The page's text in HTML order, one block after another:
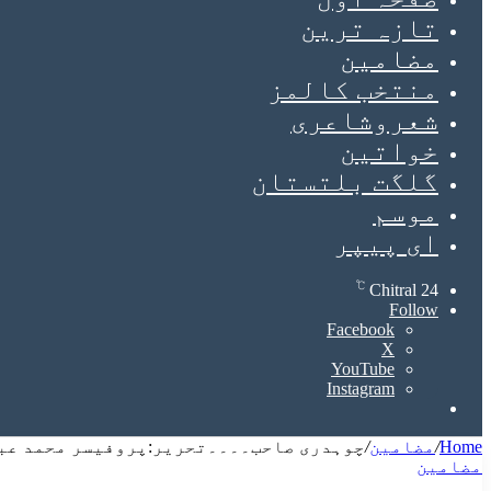
تازہ ترین
مضامین
منتخب کالمز
شعروشاعری
خواتین
گلگت بلتستان
موسم
ای پیپر
Chitral 24
℃
Follow
Facebook
X
YouTube
Instagram
Home
/مضامین/چوہدری صاحب۔۔۔۔تحریر:پروفیسر محمد
مضامین